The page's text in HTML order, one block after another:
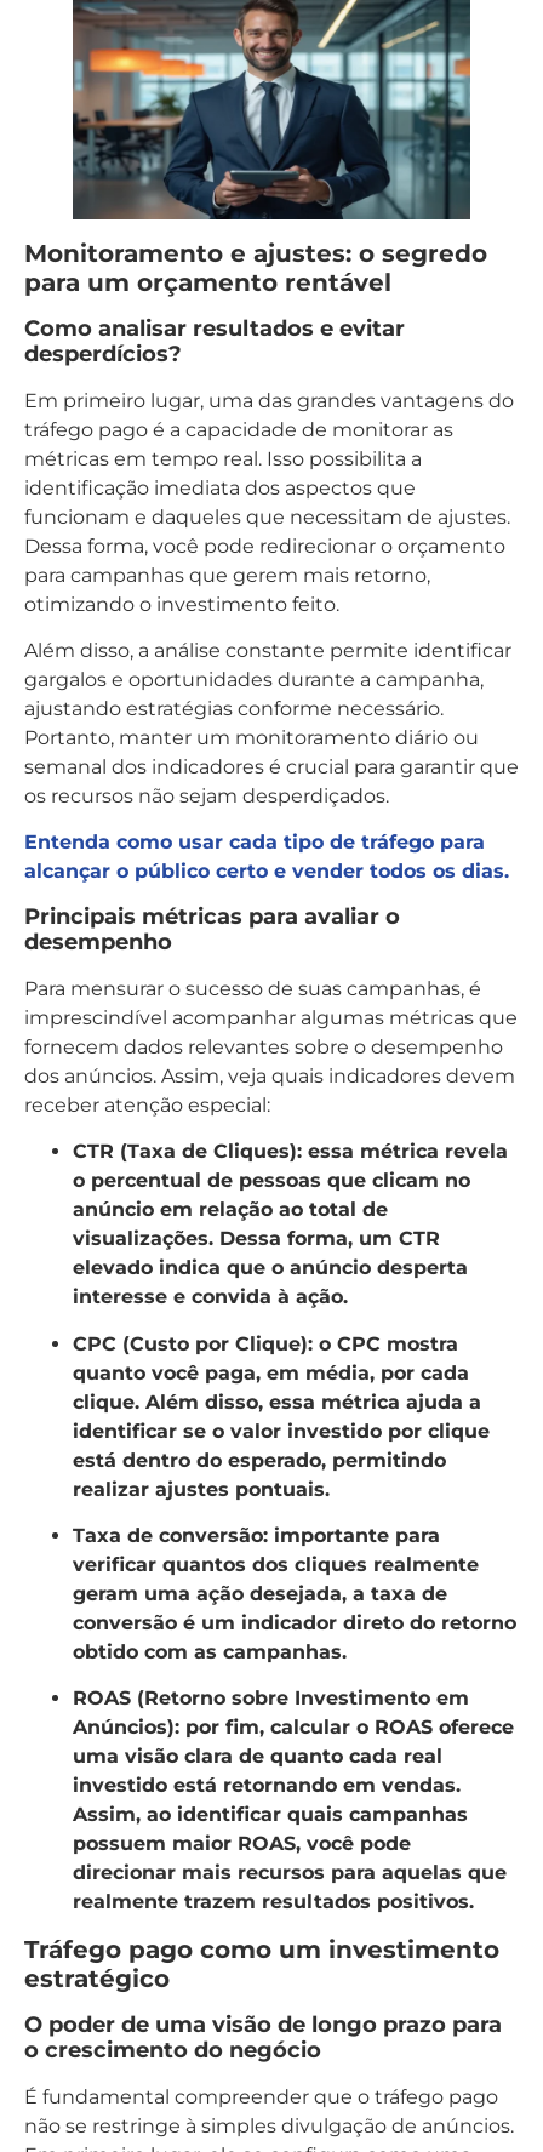
Monitoramento e ajustes: o segredo
para um orçamento rentável
Como analisar resultados e evitar
desperdícios?
Em primeiro lugar, uma das grandes vantagens do
tráfego pago é a capacidade de monitorar as
métricas em tempo real. Isso possibilita a
identificação imediata dos aspectos que
funcionam e daqueles que necessitam de ajustes.
Dessa forma, você pode redirecionar o orçamento
para campanhas que gerem mais retorno,
otimizando o investimento feito.
Além disso, a análise constante permite identificar
gargalos e oportunidades durante a campanha,
ajustando estratégias conforme necessário.
Portanto, manter um monitoramento diário ou
semanal dos indicadores é crucial para garantir que
os recursos não sejam desperdiçados.
Entenda como usar cada tipo de tráfego para
alcançar o público certo e vender todos os dias.
Principais métricas para avaliar o
desempenho
Para mensurar o sucesso de suas campanhas, é
imprescindível acompanhar algumas métricas que
fornecem dados relevantes sobre o desempenho
dos anúncios. Assim, veja quais indicadores devem
receber atenção especial:
CTR (Taxa de Cliques): essa métrica revela
o percentual de pessoas que clicam no
anúncio em relação ao total de
visualizações. Dessa forma, um CTR
elevado indica que o anúncio desperta
interesse e convida à ação.
CPC (Custo por Clique): o CPC mostra
quanto você paga, em média, por cada
clique. Além disso, essa métrica ajuda a
identificar se o valor investido por clique
está dentro do esperado, permitindo
realizar ajustes pontuais.
Taxa de conversão: importante para
verificar quantos dos cliques realmente
geram uma ação desejada, a taxa de
conversão é um indicador direto do retorno
obtido com as campanhas.
ROAS (Retorno sobre Investimento em
Anúncios): por fim, calcular o ROAS oferece
uma visão clara de quanto cada real
investido está retornando em vendas.
Assim, ao identificar quais campanhas
possuem maior ROAS, você pode
direcionar mais recursos para aquelas que
realmente trazem resultados positivos.
Tráfego pago como um investimento
estratégico
O poder de uma visão de longo prazo para
o crescimento do negócio
É fundamental compreender que o tráfego pago
não se restringe à simples divulgação de anúncios.